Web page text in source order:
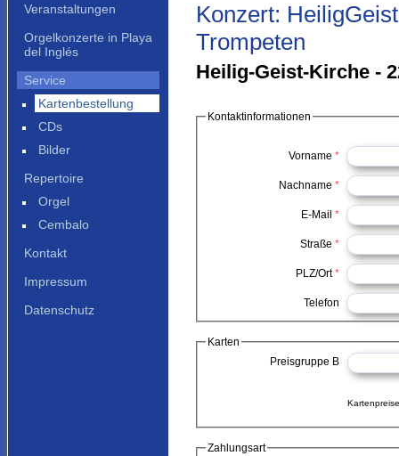
Konzert:
Trompeten
Heilig-Geist-Kirche -
Kontaktinformationen
Vorname *
Nachname *
E-Mail *
Straße *
PLZ/Ort*
Telefon
Karten
Preisgruppe B
Zahlungsart
Veranstaltungen
Orgelkonzerte in Playa
del Inglés
Service
Kartenbestellung
CDs
Bilder
Repertoire
Orgel
Cembalo
Kontakt
Impressum
Datenschutz